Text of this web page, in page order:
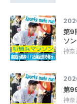
第9
ソ
神奈
第
神奈